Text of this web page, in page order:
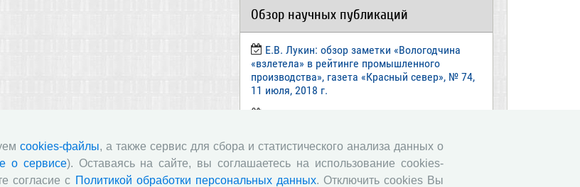
Обзор научных публикаций
Е.В. Лукин: обзор заметки «Вологодчина
«взлетела» в рейтинге промышленного
производства», газета «Красный север», № 74,
11 июля, 2018 г.
«Известия», №88, 2018 г.
В.Н. Барсуков: обзор статьи «Повышение
пенсионного возраста: позитивные эффекты и
cookies-файлы, а также сервис для сбора и статистического анализа данных о
о сервисе). Оставаясь на сайте, вы соглашаетесь на использование cookies-
согласие с Политикой обработки персональных данных. Отключить cookies Вы